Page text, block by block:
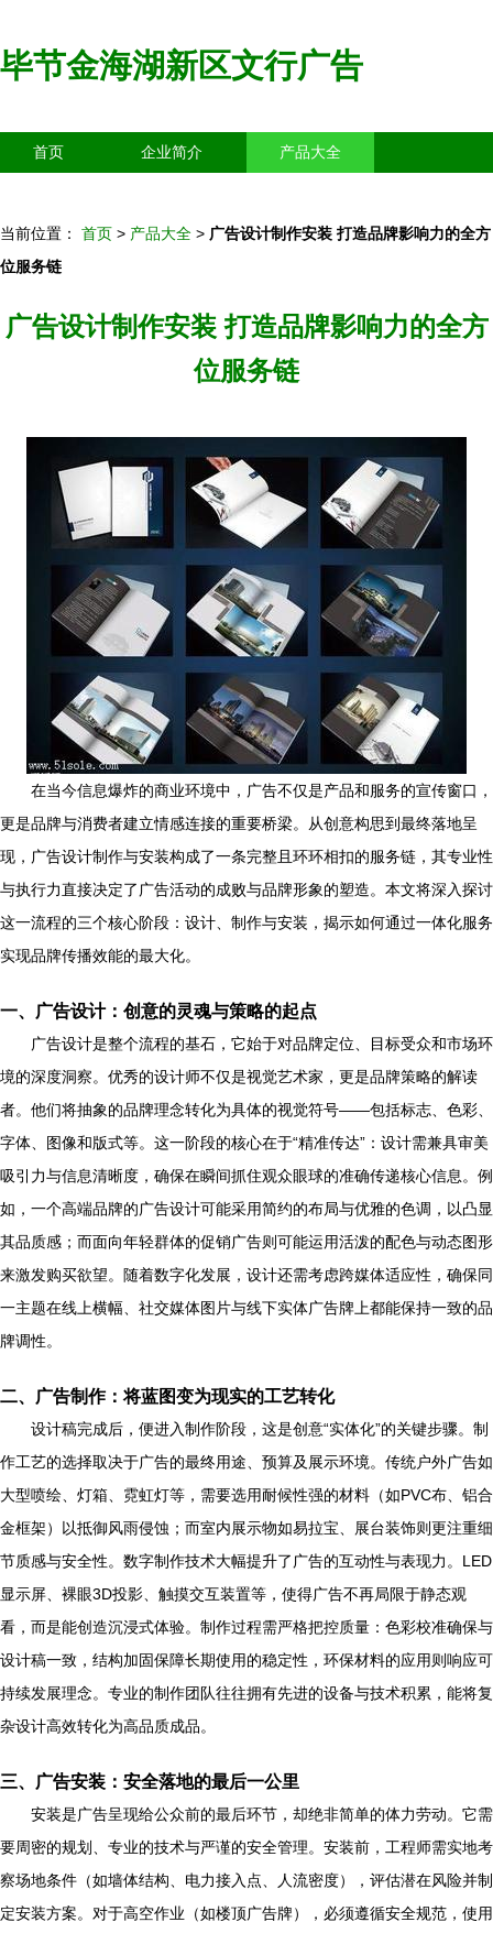
毕节金海湖新区文行广告
首页 企业简介 产品大全
当前位置： 首页 > 产品大全 > 广告设计制作安装 打造品牌影响力的全方
位服务链
广告设计制作安装 打造品牌影响力的全方
位服务链
在当今信息爆炸的商业环境中，广告不仅是产品和服务的宣传窗口，
更是品牌与消费者建立情感连接的重要桥梁。从创意构思到最终落地呈
现，广告设计制作与安装构成了一条完整且环环相扣的服务链，其专业性
与执行力直接决定了广告活动的成败与品牌形象的塑造。本文将深入探讨
这一流程的三个核心阶段：设计、制作与安装，揭示如何通过一体化服务
实现品牌传播效能的最大化。
一、广告设计：创意的灵魂与策略的起点
广告设计是整个流程的基石，它始于对品牌定位、目标受众和市场环
境的深度洞察。优秀的设计师不仅是视觉艺术家，更是品牌策略的解读
者。他们将抽象的品牌理念转化为具体的视觉符号——包括标志、色彩、
字体、图像和版式等。这一阶段的核心在于“精准传达”：设计需兼具审美
吸引力与信息清晰度，确保在瞬间抓住观众眼球的准确传递核心信息。例
如，一个高端品牌的广告设计可能采用简约的布局与优雅的色调，以凸显
其品质感；而面向年轻群体的促销广告则可能运用活泼的配色与动态图形
来激发购买欲望。随着数字化发展，设计还需考虑跨媒体适应性，确保同
一主题在线上横幅、社交媒体图片与线下实体广告牌上都能保持一致的品
牌调性。
二、广告制作：将蓝图变为现实的工艺转化
设计稿完成后，便进入制作阶段，这是创意“实体化”的关键步骤。制
作工艺的选择取决于广告的最终用途、预算及展示环境。传统户外广告如
大型喷绘、灯箱、霓虹灯等，需要选用耐候性强的材料（如PVC布、铝合
金框架）以抵御风雨侵蚀；而室内展示物如易拉宝、展台装饰则更注重细
节质感与安全性。数字制作技术大幅提升了广告的互动性与表现力。LED
显示屏、裸眼3D投影、触摸交互装置等，使得广告不再局限于静态观
看，而是能创造沉浸式体验。制作过程需严格把控质量：色彩校准确保与
设计稿一致，结构加固保障长期使用的稳定性，环保材料的应用则响应可
持续发展理念。专业的制作团队往往拥有先进的设备与技术积累，能将复
杂设计高效转化为高品质成品。
三、广告安装：安全落地的最后一公里
安装是广告呈现给公众前的最后环节，却绝非简单的体力劳动。它需
要周密的规划、专业的技术与严谨的安全管理。安装前，工程师需实地考
察场地条件（如墙体结构、电力接入点、人流密度），评估潜在风险并制
定安装方案。对于高空作业（如楼顶广告牌），必须遵循安全规范，使用